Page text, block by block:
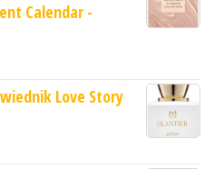
Calendar -
Love Story